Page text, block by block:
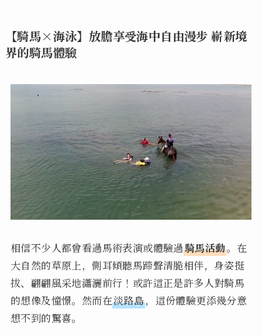
【騎馬×海泳】放膽享受海中自由漫步 嶄新境
界的騎馬體驗
相信不少人都曾看過馬術表演或體驗過騎馬活動。在
大自然的草原上，側耳傾聽馬蹄聲清脆相伴，身姿挺
拔、翩翩風采地瀟灑前行！或許這正是許多人對騎馬
的想像及憧憬。然而在淡路島，這份體驗更添幾分意
想不到的驚喜。